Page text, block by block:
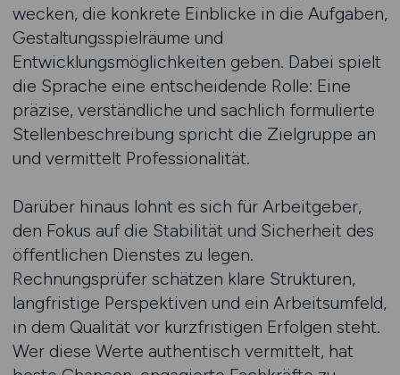
wecken, die konkrete Einblicke in die Aufgaben,
Gestaltungsspielräume und
Entwicklungsmöglichkeiten geben. Dabei spielt
die Sprache eine entscheidende Rolle: Eine
präzise, verständliche und sachlich formulierte
Stellenbeschreibung spricht die Zielgruppe an
und vermittelt Professionalität.
Darüber hinaus lohnt es sich für Arbeitgeber,
den Fokus auf die Stabilität und Sicherheit des
öffentlichen Dienstes zu legen.
Rechnungsprüfer schätzen klare Strukturen,
langfristige Perspektiven und ein Arbeitsumfeld,
in dem Qualität vor kurzfristigen Erfolgen steht.
Wer diese Werte authentisch vermittelt, hat